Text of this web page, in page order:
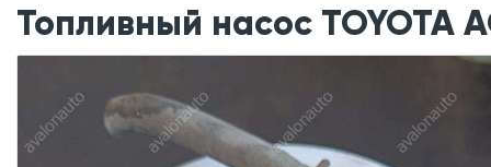
Топливный насос TOYOTA